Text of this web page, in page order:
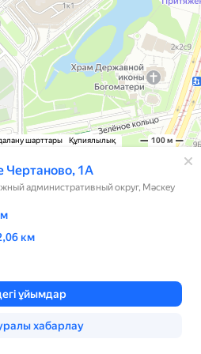
шарттары Құпиялылық 100 м
Чертаново, 1А
административный округ, Мәскеу
км
ұйымдар
хабарлау